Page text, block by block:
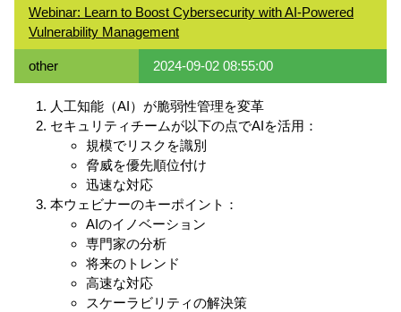
Webinar: Learn to Boost Cybersecurity with AI-Powered
Vulnerability Management
other 2024-09-02 08:55:00
人工知能（AI）が脆弱性管理を変革
セキュリティチームが以下の点でAIを活用：
規模でリスクを識別
脅威を優先順位付け
迅速な対応
本ウェビナーのキーポイント：
AIのイノベーション
専門家の分析
将来のトレンド
高速な対応
スケーラビリティの解決策